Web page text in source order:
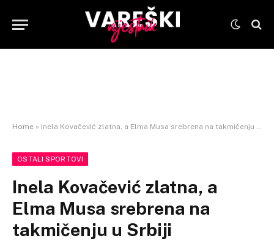
Home » Inela Kovačević zlatna, a Elma Musa srebrena na takmičenju u Srbiji
OSTALI SPORTOVI
Inela Kovačević zlatna, a
Elma Musa srebrena na
takmičenju u Srbiji